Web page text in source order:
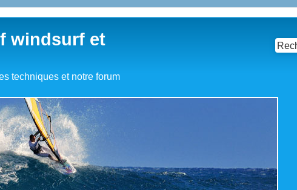
windsurf et
techniques et notre forum